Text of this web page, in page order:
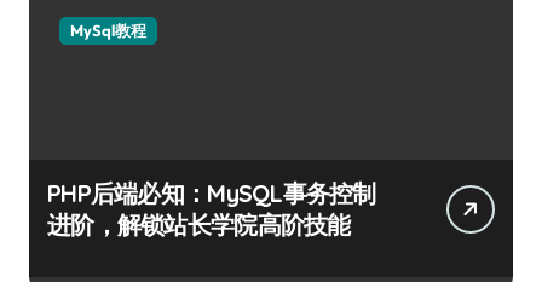
MySql教程
PHP后端必知：MySQL事务控制
进阶，解锁站长学院高阶技能